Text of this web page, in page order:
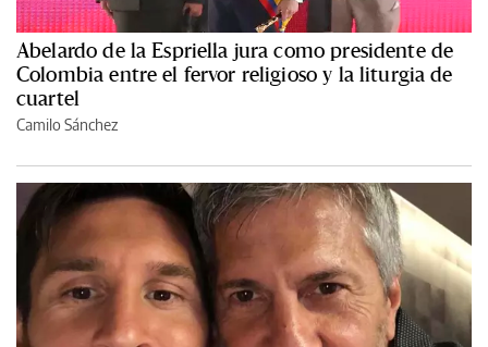
Abelardo de la Espriella jura como presidente de
Colombia entre el fervor religioso y la liturgia de
cuartel
Camilo Sánchez